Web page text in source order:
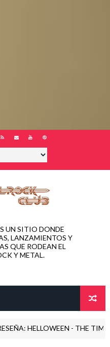
UN SITIO DONDE
LANZAMIENTOS Y
QUE RODEAN EL
Y METAL.
- THE TIME OF THE